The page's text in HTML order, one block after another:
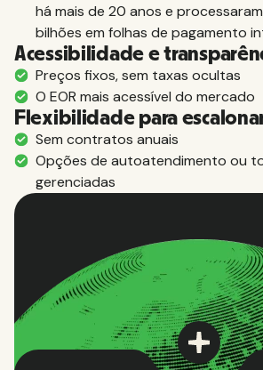
há mais de 20 anos e
bilhões em folhas de pagamento
Acessibilidade e
Preços fixos, sem taxas ocultas
O EOR mais acessível do mercado
Flexibilidade para
Sem contratos anuais
Opções de autoatendimento ou
gerenciadas